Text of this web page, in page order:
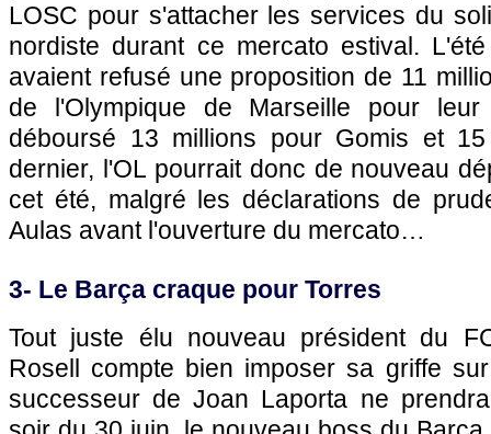
LOSC pour s'attacher les services du
nordiste durant ce mercato estival.
avaient refusé une proposition de 11
de l'Olympique de Marseille pour leur
déboursé 13 millions pour Gomis et
dernier, l'OLpourrait donc de nouveau
cet été, malgré les déclarations de
Aulas avant l'ouverture du mercato…
3- Le Barça craque pour Torres
Tout juste élu nouveau président du
Rosell compte bien imposer sa griffe
successeur de Joan Laporta ne